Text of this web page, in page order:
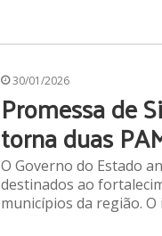
30/01/2026
Promessa de
torna duas
O Governo do Estado
destinados ao
municípios da região.